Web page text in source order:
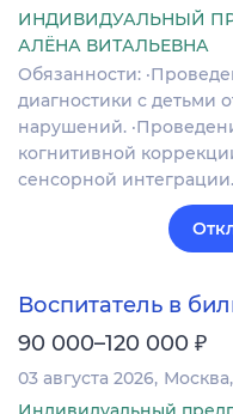
ИНДИВИДУАЛЬНЫЙ
АЛЁНА ВИТАЛЬЕВНА
Обязанности:
диагностики с детьми
нарушений.
когнитивной
сенсорной
Воспитатель в
90 000–120 000 ₽
03 августа 2026 Москва